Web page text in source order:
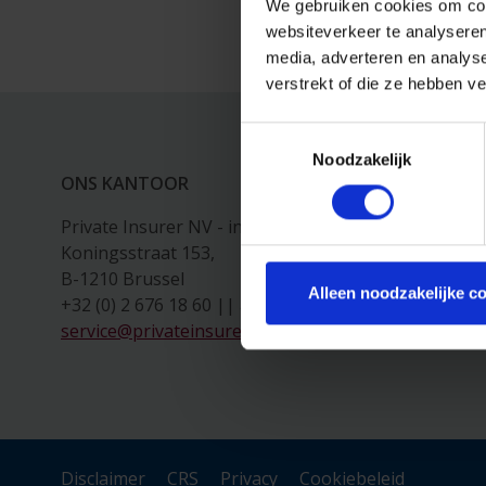
We gebruiken cookies om
websiteverkeer te
media, adverteren en
verstrekt of die ze hebben
Noodzakelijk
Alleen noodzakelijke
ONS KANTOOR
Private Insurer NV - in vereffening,
Koningsstraat 153,
B-1210 Brussel
+32 (0) 2 676 18 60 || alleen beschikbaar van 09:00
service@privateinsurer.com
Disclaimer CRS Privacy Cookiebeleid